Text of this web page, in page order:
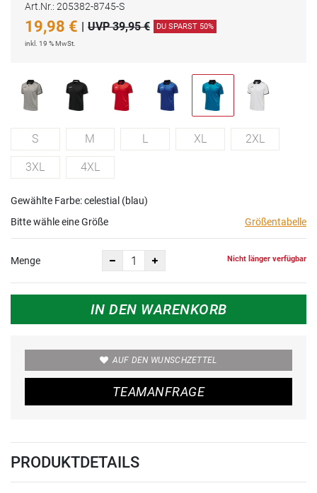
Art.Nr.: 205382-8745-S
19,98 € | UVP 39,95 € DU SPARST 50%
inkl. 19 % MwSt.
S M L XL 2XL
3XL 4XL
Gewählte Farbe: celestial (blau)
Bitte wähle eine Größe
Größentabelle
Menge Nicht länger verfügbar
IN DEN WARENKORB
AUF DEN WUNSCHZETTEL
TEAMANFRAGE
PRODUKTDETAILS